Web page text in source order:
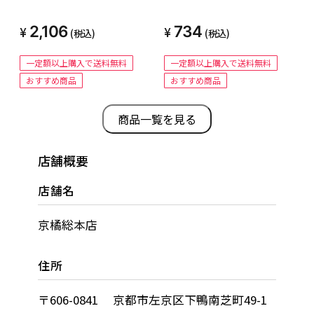
2,106 (税込)
一定額以上購入で送料無料
おすすめ商品
734 (税込)
一定額以上購入で送料無料
おすすめ商品
商品一覧を見る
店舗概要
店舗名
京橘総本店
住所
〒606-0841 京都市左京区下鴨南芝町49-1